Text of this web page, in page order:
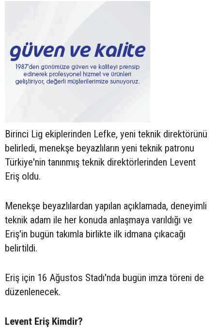
Birinci Lig ekiplerinden Lefke, yeni teknik direktörünü
belirledi, menekşe beyazlıların yeni teknik patronu
Türkiye'nin tanınmış teknik direktörlerinden Levent
Eriş oldu.
Menekşe beyazlılardan yapılan açıklamada, deneyimli
teknik adam ile her konuda anlaşmaya varıldığı ve
Eriş'in bugün takımla birlikte ilk idmana çıkacağı
belirtildi.
Eriş için 16 Ağustos Stadı'nda bugün imza töreni de
düzenlenecek.
Levent Eriş Kimdir?